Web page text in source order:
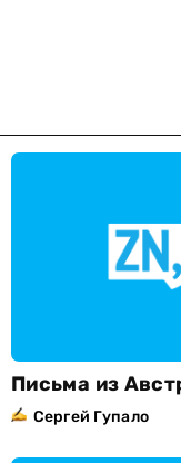
Письма из
Сергей Гупало